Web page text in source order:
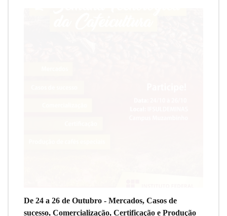
De 24 a 26 de Outubro - Mercados, Casos de
sucesso, Comercialização, Certificação e Produção